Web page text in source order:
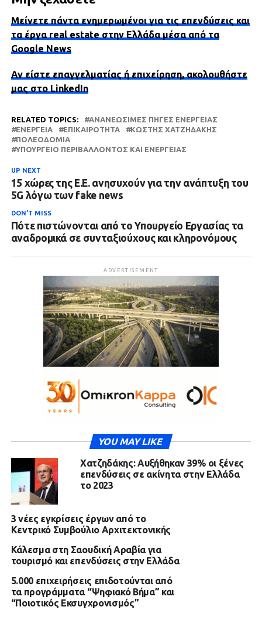
Μείνετε πάντα ενημερωμένοι για τις επενδύσεις και
τα έργα real estate στην Ελλάδα μέσα από τα
Google News
Αν είστε επαγγελματίας ή επιχείρηση, ακολουθήστε
μας στο LinkedIn
RELATED TOPICS:
ΑΝΑΝΕΏΣΙΜΕΣ ΠΗΓΈΣ ΕΝΈΡΓΕΙΑΣ
ΕΝΈΡΓΕΙΑ
ΕΠΙΚΑΙΡΌΤΗΤΑ
ΚΩΣΤΉΣ ΧΑΤΖΗΔΆΚΗΣ
ΠΟΛΕΟΔΟΜΊΑ
ΥΠΟΥΡΓΕΊΟ ΠΕΡΙΒΆΛΛΟΝΤΟΣ ΚΑΙ ΕΝΈΡΓΕΙΑΣ
UP NEXT
15 χώρες της Ε.Ε. ανησυχούν για την ανάπτυξη του
5G λόγω των fake news
DON'T MISS
Πότε πιστώνονται από το Υπουργείο Εργασίας τα
αναδρομικά σε συνταξιούχους και κληρονόμους
ADVERTISEMENT
YOU MAY LIKE
Χατζηδάκης: Αυξήθηκαν 39% οι ξένες
επενδύσεις σε ακίνητα στην Ελλάδα
το 2023
3 νέες εγκρίσεις έργων από το
Κεντρικό Συμβούλιο Αρχιτεκτονικής
Κάλεσμα στη Σαουδική Αραβία για
τουρισμό και επενδύσεις στην Ελλάδα
5.000 επιχειρήσεις επιδοτούνται από
τα προγράμματα “Ψηφιακό Βήμα” και
“Ποιοτικός Εκσυγχρονισμός”